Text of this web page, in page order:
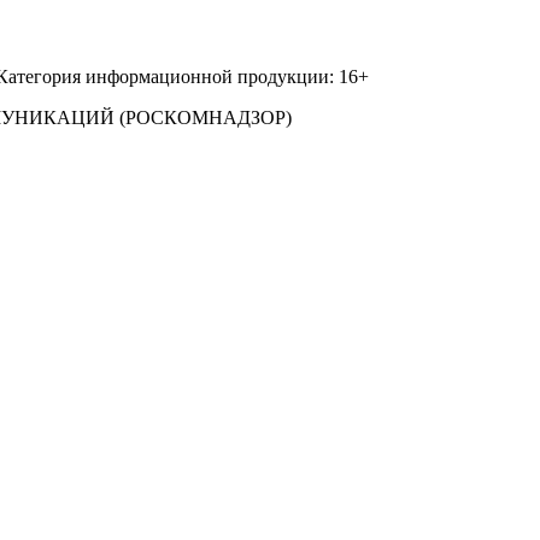
информационной продукции: 16+
(РОСКОМНАДЗОР)